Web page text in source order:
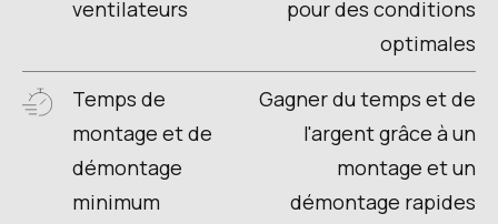
ventilateurs
pour des conditions
optimales
Temps de
montage et de
démontage
minimum
Gagner du temps et de
l'argent grâce à un
montage et un
démontage rapides